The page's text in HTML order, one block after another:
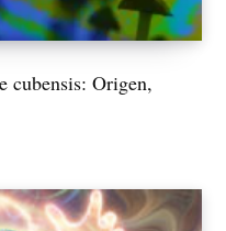
cubensis: Origen,